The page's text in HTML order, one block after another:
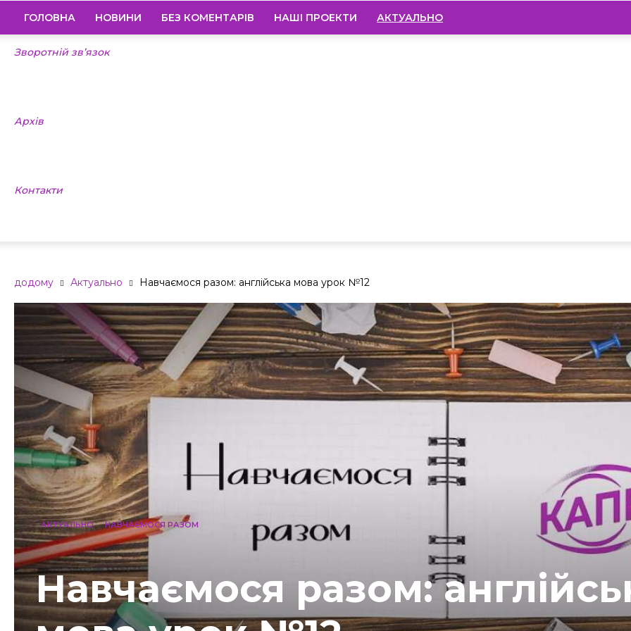
ГОЛОВНА НОВИНИ БЕЗ КОМЕНТАРІВ НАШІ ПРОЕКТИ АКТУАЛЬНО
Зворотній зв’язок
Архів
Контакти
додому Актуально Навчаємося разом: англійська мова урок №12
АКТУАЛЬНО НАВЧАЄМОСЯ РАЗОМ
Навчаємося разом: